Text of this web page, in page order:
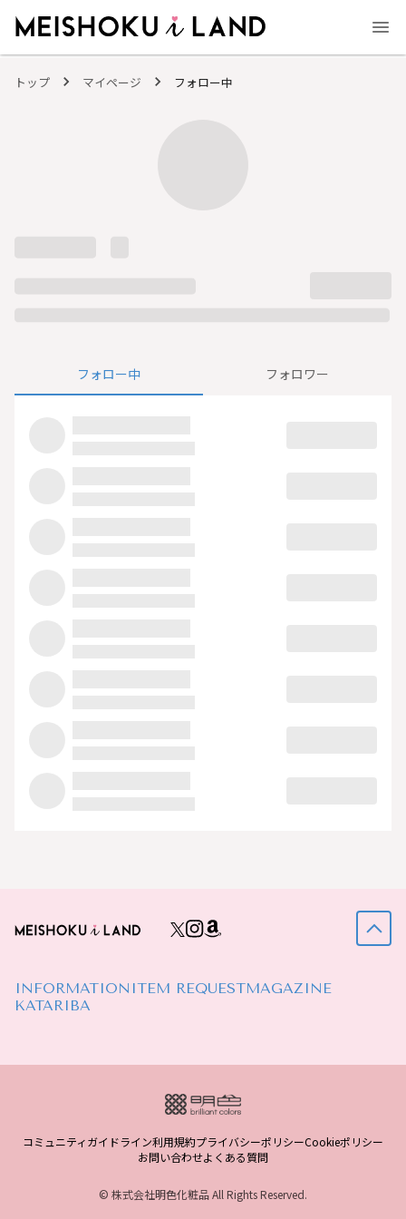
トップ マイページ フォロー中
フォロー中 フォロワー
INFORMATION ITEM REQUESTMAGAZINE
KATARIBA
コミュニティガイドライン利用規約プライバシーポリシーCookieポリシー
お問い合わせよくある質問
© 株式会社明色化粧品 All Rights Reserved.